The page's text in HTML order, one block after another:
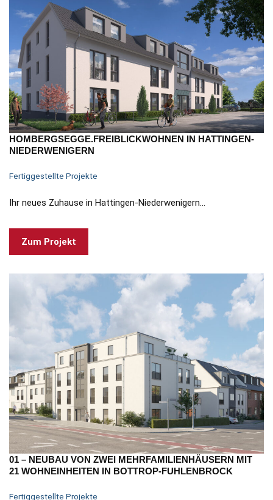
HOMBERGSEGGE.FREIBLICKWOHNEN IN HATTINGEN-
NIEDERWENIGERN
Fertiggestellte Projekte
Ihr neues Zuhause in Hattingen-Niederwenigern…
Zum Projekt
01 – NEUBAU VON ZWEI MEHRFAMILIENHÄUSERN MIT
21 WOHNEINHEITEN IN BOTTROP-FUHLENBROCK
Fertiggestellte Projekte